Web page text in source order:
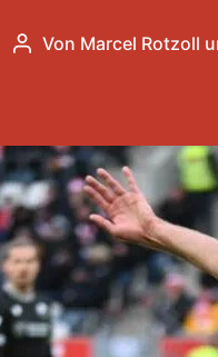
Beitragsautor
Von Marcel Rotzoll